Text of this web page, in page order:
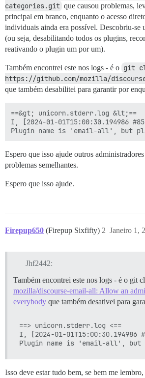
categories.git que causou problemas,
principal em branco, enquanto o acesso
individuais ainda era possível. Descobriu-se
(ou seja, desabilitando todos os plugins,
reativando o plugin um por um).
Também encontrei este nos logs - é o git
https://github.com/mozilla/
que também desabilitei para garantir por
==&gt; unicorn.stderr.log &lt;==
I, [2024-01-01T15:00:30.194986
Espero que isso ajude outros
problemas semelhantes.
Espero que isso ajude.
Firepup650 (Firepup Sixfifty) Janeiro 1,
2
Jhf2442:
Também encontrei este nos logs - é o git
mozilla/discourse-email-all: Allow an
everybody que também desativei para
==> unicorn.stderr.log <==
I, [2024-01-
Isso deve estar tudo bem, se bem me